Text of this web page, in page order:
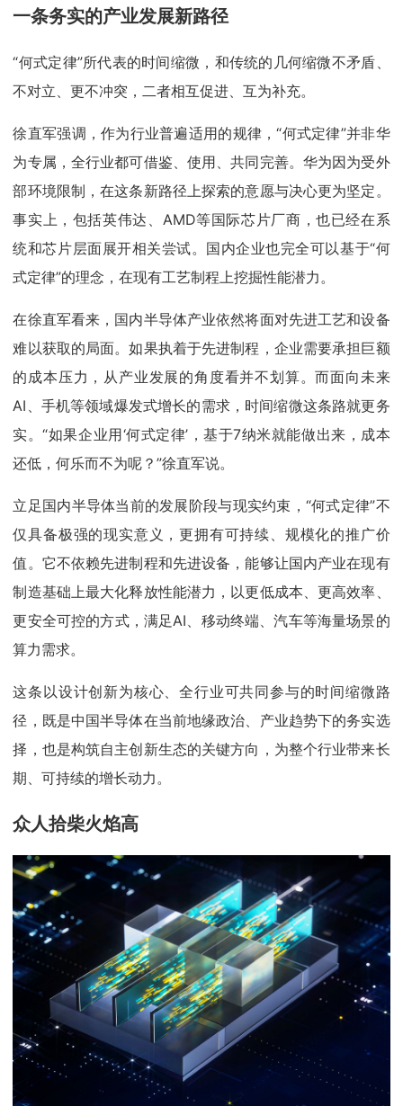
一条务实的产业发展新路径
“何式定律”所代表的时间缩微，和传统的几何缩微不矛盾、
不对立、更不冲突，二者相互促进、互为补充。
徐直军强调，作为行业普遍适用的规律，“何式定律”并非华
为专属，全行业都可借鉴、使用、共同完善。华为因为受外
部环境限制，在这条新路径上探索的意愿与决心更为坚定。
事实上，包括英伟达、AMD等国际芯片厂商，也已经在系
统和芯片层面展开相关尝试。国内企业也完全可以基于“何
式定律”的理念，在现有工艺制程上挖掘性能潜力。
在徐直军看来，国内半导体产业依然将面对先进工艺和设备
难以获取的局面。如果执着于先进制程，企业需要承担巨额
的成本压力，从产业发展的角度看并不划算。而面向未来
AI、手机等领域爆发式增长的需求，时间缩微这条路就更务
实。“如果企业用‘何式定律’，基于7纳米就能做出来，成本
还低，何乐而不为呢？”徐直军说。
立足国内半导体当前的发展阶段与现实约束，“何式定律”不
仅具备极强的现实意义，更拥有可持续、规模化的推广价
值。它不依赖先进制程和先进设备，能够让国内产业在现有
制造基础上最大化释放性能潜力，以更低成本、更高效率、
更安全可控的方式，满足AI、移动终端、汽车等海量场景的
算力需求。
这条以设计创新为核心、全行业可共同参与的时间缩微路
径，既是中国半导体在当前地缘政治、产业趋势下的务实选
择，也是构筑自主创新生态的关键方向，为整个行业带来长
期、可持续的增长动力。
众人拾柴火焰高